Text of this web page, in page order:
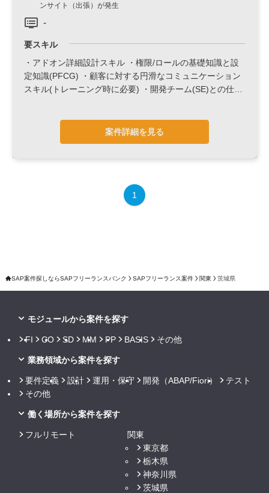
ンサイト（出張）が発生
-
要スキル
・アドオン詳細設計スキル ・権限/ロールの基礎知識と設
定知識(PFCG) ・顧客に対する円滑なコミュニケーション
スキル(トレーニング時に必要) ・開発チーム(SE)との仕様
案件詳細を見る
1
SAP案件探しならSAPフリーランスバンク SAPフリーランス案件 関東 茨城県
モジュールから案件を探す
FI CO SD MM PP BASIS その他
業務領域から案件を探す
要件定義 設計 運用・保守 開発（ABAP/Fiori）
テスト
その他
働く場所から案件を探す
フルリモート
関東
東京都
栃木県
神奈川県
茨城県